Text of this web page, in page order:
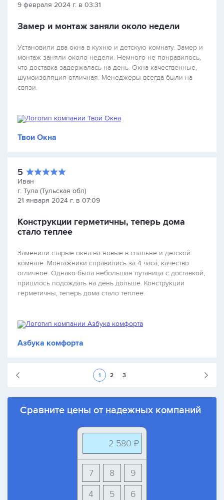
9 февраля 2024 г. в 03:31
Замер и монтаж заняли около недели
Установили два окна в кухню и детскую комнату. Замер и
монтаж заняли около недели. Немного не понравилось,
что доставка задержалась на день. Окна качественные,
шумоизоляция отличная. Менеджеры всегда были на
связи.
Твои Окна
5
Иван
г. Тула (Тульская обл)
21 января 2024 г. в 07:09
Конструкции герметичны, теперь дома
стало теплее
Заменили старые окна на новые в спальне и детской
комнате. Монтажники справились за 4 часа, качество
отличное. Однако была небольшая путаница с доставкой,
пришлось подождать на день дольше. Конструкции
герметичны, теперь дома стало теплее.
Азбука комфорта
1 2 3
Следующая
Сравните цены от надежных компаний
2 580 ₽
9
8
7
6
5
4